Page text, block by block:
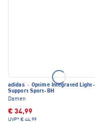
adidas · Optime Integrated Light-
Support Sport-BH
Damen
€ 34,99
UVP* € 44,99